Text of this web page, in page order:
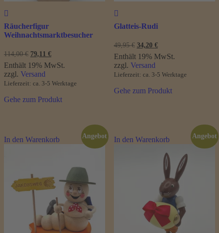
Räucherfigur
Weihnachtsmarktbesucher
114,00€ Ursprünglicher
Preis
war:
114,00 €
79,11 €Aktueller
Preis
ist:
Enthält 19% MwSt.
zzgl. Versand
Lieferzeit: ca. 3-5 Werktage
Gehe zum Produkt
Glatteis-Rudi
49,95€ Ursprünglicher
Preis
war:
49,95 €
34,20 €Aktueller
Preis
ist:
Enthält 19% MwSt.
zzgl. Versand
Lieferzeit: ca. 3-5 Werktage
Gehe zum Produkt
In den Warenkorb Angebot In den Warenkorb Angebot